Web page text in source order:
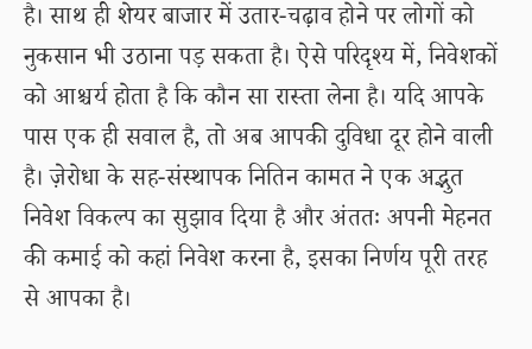
है। साथ ही शेयर बाजार में उतार-चढ़ाव होने पर लोगों को
नुकसान भी उठाना पड़ सकता है। ऐसे परिदृश्य में, निवेशकों
को आश्चर्य होता है कि कौन सा रास्ता लेना है। यदि आपके
पास एक ही सवाल है, तो अब आपकी दुविधा दूर होने वाली
है। ज़ेरोधा के सह-संस्थापक नितिन कामत ने एक अद्भुत
निवेश विकल्प का सुझाव दिया है और अंततः अपनी मेहनत
की कमाई को कहां निवेश करना है, इसका निर्णय पूरी तरह
से आपका है।